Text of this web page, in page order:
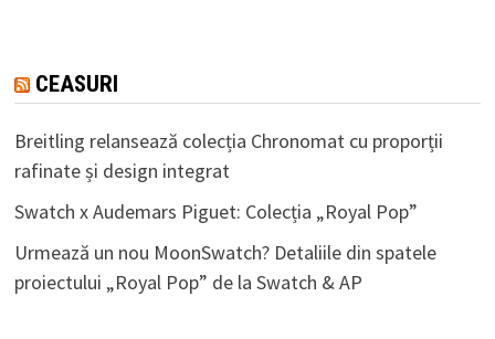
CEASURI
Breitling relansează colecția Chronomat cu proporții
rafinate și design integrat
Swatch x Audemars Piguet: Colecția „Royal Pop”
Urmează un nou MoonSwatch? Detaliile din spatele
proiectului „Royal Pop” de la Swatch & AP